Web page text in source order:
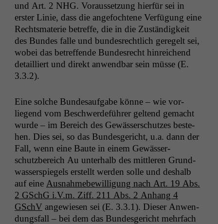
und Art. 2 NHG. Voraus­set­zung hier­für sei in
erster Lin­ie, dass die ange­focht­ene Ver­fü­gung eine
Rechts­ma­terie betr­e­ffe, die in die Zuständigkeit
des Bun­des falle und bun­desrechtlich geregelt sei,
wobei das betr­e­f­fende Bun­desrecht hin­re­ichend
detail­liert und direkt anwend­bar sein müsse (E.
3.3.2).
Eine solche Bun­de­sauf­gabe könne – wie vor­
liegend vom Beschw­erde­führer gel­tend gemacht
wurde – im Bere­ich des Gewässer­schutzes beste­
hen. Dies sei, so das Bun­des­gericht, u.a. dann der
Fall, wenn eine Baute in einem Gewässer­
schutzbere­ich Au unter­halb des mit­tleren Grund­
wasser­spiegels erstellt wer­den solle und deshalb
auf eine Aus­nah­me­be­wil­li­gung nach Art. 19 Abs.
2 GSchG i.V.m. Ziff. 211 Abs. 2 Anhang 4
GSchV angewiesen sei (E. 3.3.1). Dieser Anwen­
dungs­fall – bei dem das Bun­des­gericht mehrfach